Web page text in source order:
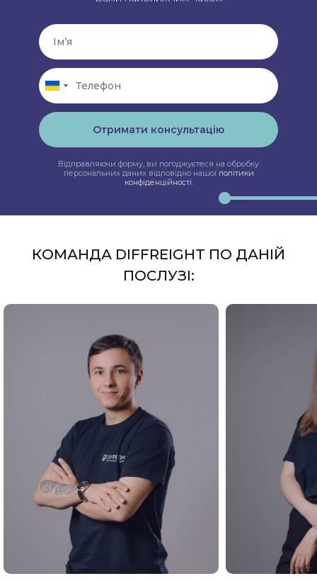
Отримати консультацію
Відправляючи форму, ви погоджуєтеся на обробку
персональних даних відповідно нашої політики
конфіденційності
КОМАНДА DIFFREIGHT ПО ДАНІЙ
ПОСЛУЗІ: